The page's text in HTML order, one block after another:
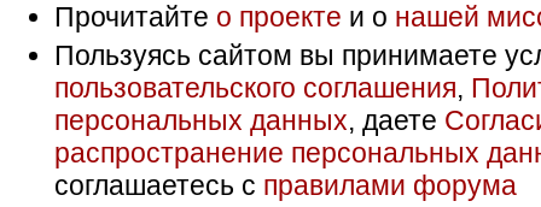
Прочитайте о проекте и о нашей
Пользуясь сайтом вы принимаете
пользовательского соглашения,
персональных данных, даете
распространение персональных
соглашаетесь с правилами форума